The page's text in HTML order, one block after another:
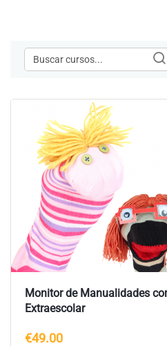
Monitor de Manualidades
Extraescolar
€49.00